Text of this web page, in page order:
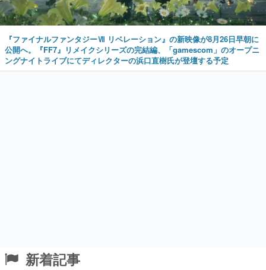
『ファイナルファンタジーⅦ リベレーション』の新映像が8月26日早朝に
公開へ。『FF7』リメイクシリーズの完結編、「gamescom」のオープニ
ングナイトライブにてディレクターの浜口直樹氏が登壇する予定
新着記事